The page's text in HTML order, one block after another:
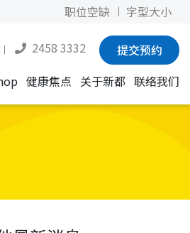
职位空缺 字型大小
2458 3332
提交预约
健康焦点 关于新都 联络我们